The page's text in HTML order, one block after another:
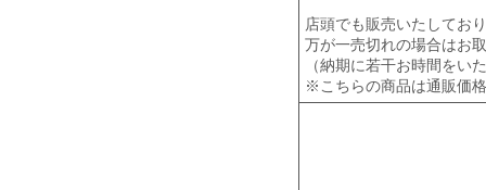
店頭でも販売いたしてお
万が一売切れの場合はお
（納期に若干お時間をい
※こちらの商品は通販価